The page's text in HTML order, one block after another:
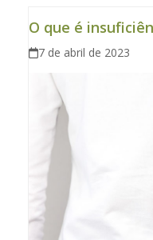
O que é
7 de abril de 2023